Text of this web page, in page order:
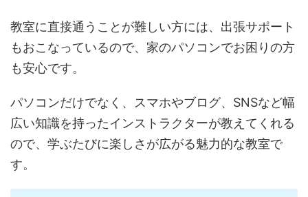
教室に直接通うことが難しい方には、出張サポート
もおこなっているので、家のパソコンでお困りの方
も安心です。
パソコンだけでなく、スマホやブログ、SNSなど幅
広い知識を持ったインストラクターが教えてくれる
ので、学ぶたびに楽しさが広がる魅力的な教室で
す。